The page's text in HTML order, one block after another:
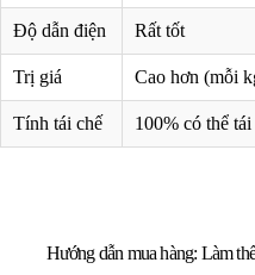
Độ dẫn điện Rất tốt
Trị giá Cao hơn (mỗi
Tính tái chế 100% có thể tái
Hướng dẫn mua hàng: Làm